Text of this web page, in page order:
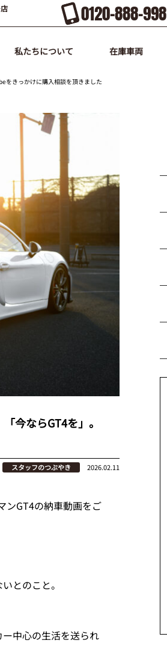
0120-888-998
私たちについて 在庫車両
をきっかけに購入相談を頂きました
今ならGT4を」。
スタッフのつぶやき 2026.02.11
ンGT4の納車動画をご
とのこと。
中心の生活を送られ